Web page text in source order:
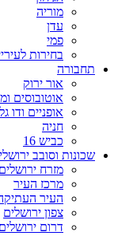
מוריה
עדן
פמי
בחירות
תחבורה
אור ירוק
אוטובוסים
אופניים ודו
חניה
כביש 16
שכונות וסובב
מזרח ירושלים
מרכז העיר
העיר
צפון ירושלים
דרום ירושלים